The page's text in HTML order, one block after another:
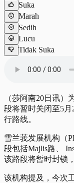
Suka
Marah
Sedih
Lucu
Tidak Suka
（莎阿南20日讯
段将暂时关闭至5
行路线。
雪兰莪发展机构（
段包括Majlis路、
该路段将暂时封锁
该机构提及，今次